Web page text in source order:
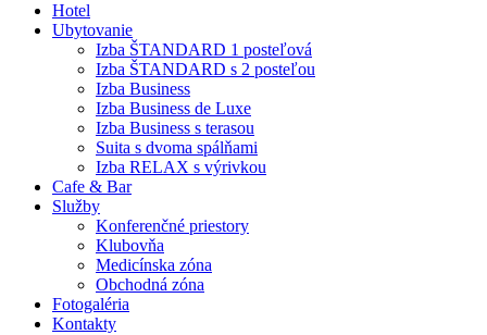
Hotel
Ubytovanie
Izba ŠTANDARD 1 posteľová
Izba ŠTANDARD s 2 posteľou
Izba Business
Izba Business de Luxe
Izba Business s terasou
Suita s dvoma spálňami
Izba RELAX s výrivkou
Cafe & Bar
Služby
Konferenčné priestory
Klubovňa
Medicínska zóna
Obchodná zóna
Fotogaléria
Kontakty